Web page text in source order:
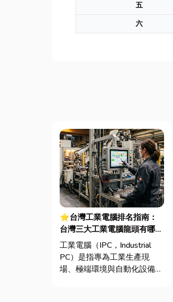
五
六
⭐台灣工業電腦排名指南：
台灣三大工業電腦龍頭有哪
些？工廠採購與品牌選型全解
析
工業電腦（IPC，Industrial
PC）是指專為工業生產現
場、極端環境與自動化設備所